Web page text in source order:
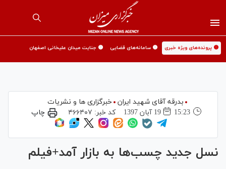
🟡 پرونده‌های ویژه خبری 🟡 سامانه‌های قضایی 🟡 جنایت میدان علیخانی اصفهان
بدرقه آقای شهید ایران
خبرگزاری ها و نشریات
15:23
19 آبان 1397 کد خبر: ۴۶۶۴۰۷ چاپ
نسل جدید چسب‌ها به بازار آمد+فیلم